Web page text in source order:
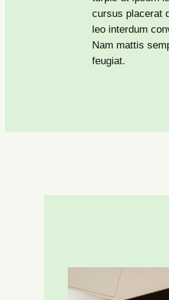
cursus placerat
leo interdum
Nam mattis
feugiat.